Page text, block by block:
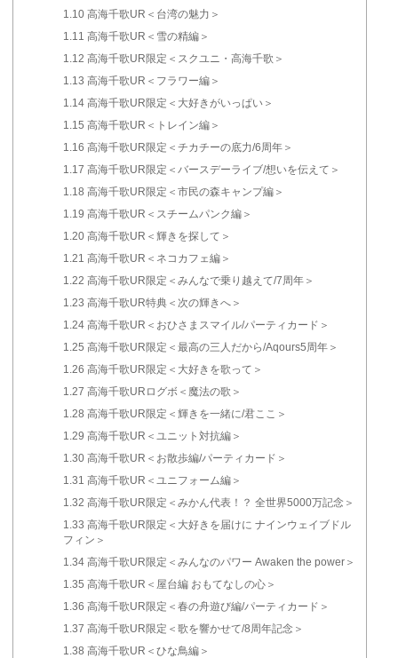
1.10高海千歌UR＜台湾の魅力＞
1.11 高海千歌UR＜雪の精編＞
1.12 高海千歌UR限定＜スクユニ・高海千歌＞
1.13 高海千歌UR＜フラワー編＞
1.14高海千歌UR限定＜大好きがいっぱい＞
1.15 高海千歌UR＜トレイン編＞
1.16 高海千歌UR限定＜チカチーの底力/6周年＞
1.17 高海千歌UR限定＜バースデーライブ/想いを伝えて＞
1.18 高海千歌UR限定＜市民の森キャンプ編＞
1.19 高海千歌UR＜スチームパンク編＞
1.20高海千歌UR＜輝きを探して＞
1.21 高海千歌UR＜ネコカフェ編＞
1.22 高海千歌UR限定＜みんなで乗り越えて/7周年＞
1.23 高海千歌UR特典＜次の輝きへ＞
1.24高海千歌UR＜おひさまスマイル/パーティカード＞
1.25 高海千歌UR限定＜最高の三人だから/Aqours5周年＞
1.26 高海千歌UR限定＜大好きを歌って＞
1.27 高海千歌URログボ＜魔法の歌＞
1.28 高海千歌UR限定＜輝きを一緒に/君ここ＞
1.29 高海千歌UR＜ユニット対抗編＞
1.30高海千歌UR＜お散歩編/パーティカード＞
1.31 高海千歌UR＜ユニフォーム編＞
1.32 高海千歌UR限定＜みかん代表！？ 全世界5000万記念＞
1.33 高海千歌UR限定＜大好きを届けに ナインウェイブドル
フィン＞
1.34高海千歌UR限定＜みんなのパワー Awaken the power＞
1.35 高海千歌UR＜屋台編 おもてなしの心＞
1.36 高海千歌UR限定＜春の舟遊び編/パーティカード＞
1.37 高海千歌UR限定＜歌を響かせて/8周年記念＞
1.38 高海千歌UR＜ひな鳥編＞